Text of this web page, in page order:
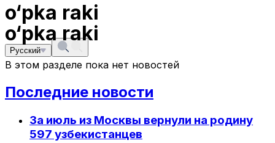
o‘pka raki
Русский
o‘pka raki
В этом разделе пока нет новостей
Последние новости
За июль из Москвы вернули на родину
597 узбекистанцев